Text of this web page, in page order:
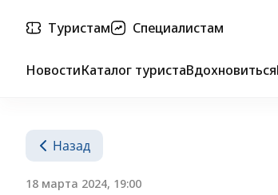
Туристам Специалистам
НовостиКаталог туристаВдохновиться
Назад
18 марта 2024, 19:00